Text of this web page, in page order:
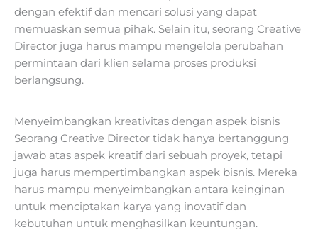
dengan efektif dan mencari solusi yang dapat
memuaskan semua pihak. Selain itu, seorang Creative
Director juga harus mampu mengelola perubahan
permintaan dari klien selama proses produksi
berlangsung.
Menyeimbangkan kreativitas dengan aspek bisnis
Seorang Creative Director tidak hanya bertanggung
jawab atas aspek kreatif dari sebuah proyek, tetapi
juga harus mempertimbangkan aspek bisnis. Mereka
harus mampu menyeimbangkan antara keinginan
untuk menciptakan karya yang inovatif dan
kebutuhan untuk menghasilkan keuntungan.